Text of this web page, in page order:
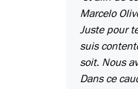
Marcelo
Juste pour
suis
soit. Nous
Dans ce